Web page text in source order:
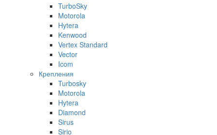
TurboSky
Motorola
Hytera
Kenwood
Vertex Standard
Vector
Icom
Крепления
Turbosky
Motorola
Hytera
Diamond
Sirus
Sirio